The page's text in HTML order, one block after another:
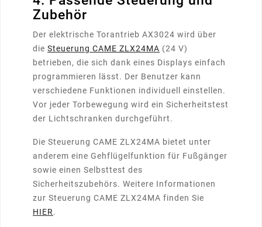
Zubehör
Der elektrische Torantrieb AX3024 wird über
die Steuerung CAME ZLX24MA (24 V)
betrieben, die sich dank eines Displays einfach
programmieren lässt. Der Benutzer kann
verschiedene Funktionen individuell einstellen.
Vor jeder Torbewegung wird ein Sicherheitstest
der Lichtschranken durchgeführt.
Die Steuerung CAME ZLX24MA bietet unter
anderem eine Gehflügelfunktion für Fußgänger
sowie einen Selbsttest des
Sicherheitszubehörs. Weitere Informationen
zur Steuerung CAME ZLX24MA finden Sie
HIER.